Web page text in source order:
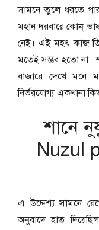
সামনে তুলে ধরতে
মহান দরবারে কোন্
নেই। এই মহৎ কাজ
মতেই সম্ভব হতো না।
বাজারে দেখে মনে
নির্ভরযোগ্য একখানা
শানে
Nuzul
এ উদ্দেশ্য সামনে
অনুবাদে হাত